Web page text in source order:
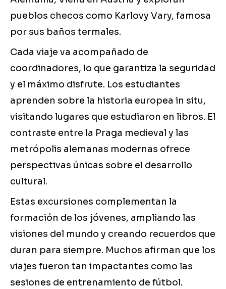
pueblos checos como Karlovy Vary, famosa
por sus baños termales.
Cada viaje va acompañado de
coordinadores, lo que garantiza la seguridad
y el máximo disfrute. Los estudiantes
aprenden sobre la historia europea in situ,
visitando lugares que estudiaron en libros. El
contraste entre la Praga medieval y las
metrópolis alemanas modernas ofrece
perspectivas únicas sobre el desarrollo
cultural.
Estas excursiones complementan la
formación de los jóvenes, ampliando las
visiones del mundo y creando recuerdos que
duran para siempre. Muchos afirman que los
viajes fueron tan impactantes como las
sesiones de entrenamiento de fútbol.